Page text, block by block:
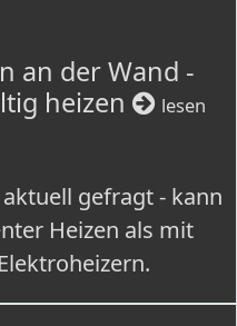
an der Wand -
heizen
lesen
gefragt - kann
Heizen als mit